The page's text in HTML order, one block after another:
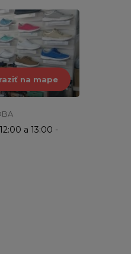
na mape
a 13:00 -